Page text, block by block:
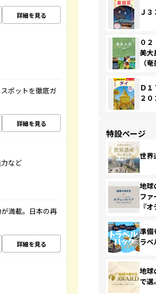
詳細を見る
ポットを徹底ガ
詳細を見る
など
満載。日本の再
詳細を見る
Ｊ
０
美
（
Ｄ
２
特設ページ
世界
地球
ファ
『
準
ラベ
地
で選